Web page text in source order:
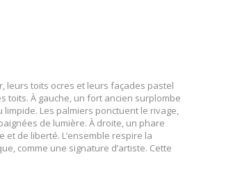
leurs toits ocres et leurs façades pastel
toits. À gauche, un fort ancien surplombe
Les palmiers ponctuent le rivage,
de lumière. À droite, un phare
de liberté. L’ensemble respire la
comme une signature d’artiste. Cette